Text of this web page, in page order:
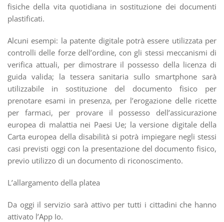
fisiche della vita quotidiana in sostituzione dei documenti
plastificati.
Alcuni esempi: la patente digitale potrà essere utilizzata per
controlli delle forze dell’ordine, con gli stessi meccanismi di
verifica attuali, per dimostrare il possesso della licenza di
guida valida; la tessera sanitaria sullo smartphone sarà
utilizzabile in sostituzione del documento fisico per
prenotare esami in presenza, per l’erogazione delle ricette
per farmaci, per provare il possesso dell’assicurazione
europea di malattia nei Paesi Ue; la versione digitale della
Carta europea della disabilità si potrà impiegare negli stessi
casi previsti oggi con la presentazione del documento fisico,
previo utilizzo di un documento di riconoscimento.
L’allargamento della platea
Da oggi il servizio sarà attivo per tutti i cittadini che hanno
attivato l’App Io.